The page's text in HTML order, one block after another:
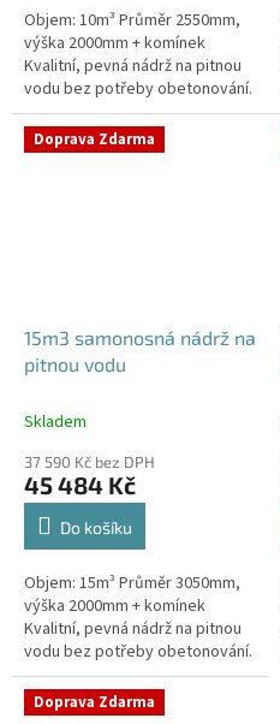
Objem: 10m³ Průměr 2550mm,
výška 2000mm + komínek
Kvalitní, pevná nádrž na pitnou
vodu bez potřeby obetonování.
Průměr a umístění všech
prostupů pro potrubí a hadice...
Doprava Zdarma
15m3 samonosná nádrž na
pitnou vodu
Skladem
37 590 Kč bez DPH
45 484 Kč
Do košíku
Objem: 15m³ Průměr 3050mm,
výška 2000mm + komínek
Kvalitní, pevná nádrž na pitnou
vodu bez potřeby obetonování.
Průměr a umístění všech
prostupů pro potrubí a hadice...
Doprava Zdarma